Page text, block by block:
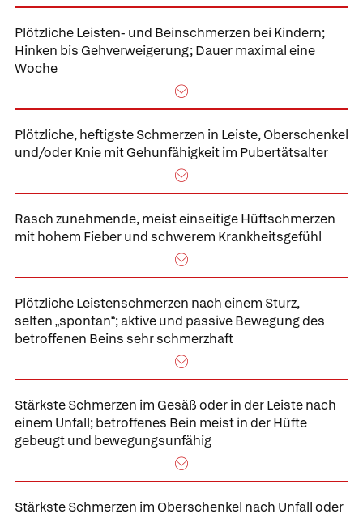
Plötzliche Leisten- und Beinschmerzen bei Kindern;
Hinken bis Gehverweigerung; Dauer maximal eine
Woche
Plötzliche, heftigste Schmerzen in Leiste, Oberschenkel
und/oder Knie mit Gehunfähigkeit im Pubertätsalter
Rasch zunehmende, meist einseitige Hüftschmerzen
mit hohem Fieber und schwerem Krankheitsgefühl
Plötzliche Leistenschmerzen nach einem Sturz,
selten „spontan“; aktive und passive Bewegung des
betroffenen Beins sehr schmerzhaft
Stärkste Schmerzen im Gesäß oder in der Leiste nach
einem Unfall; betroffenes Bein meist in der Hüfte
gebeugt und bewegungsunfähig
Stärkste Schmerzen im Oberschenkel nach Unfall oder